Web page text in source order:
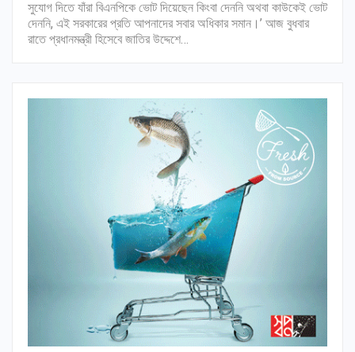
সুযোগ দিতে যাঁরা বিএনপিকে ভোট দিয়েছেন কিংবা দেননি অথবা কাউকেই ভোট
দেননি, এই সরকারের প্রতি আপনাদের সবার অধিকার সমান।’ আজ বুধবার
রাতে প্রধানমন্ত্রী হিসেবে জাতির উদ্দেশে…